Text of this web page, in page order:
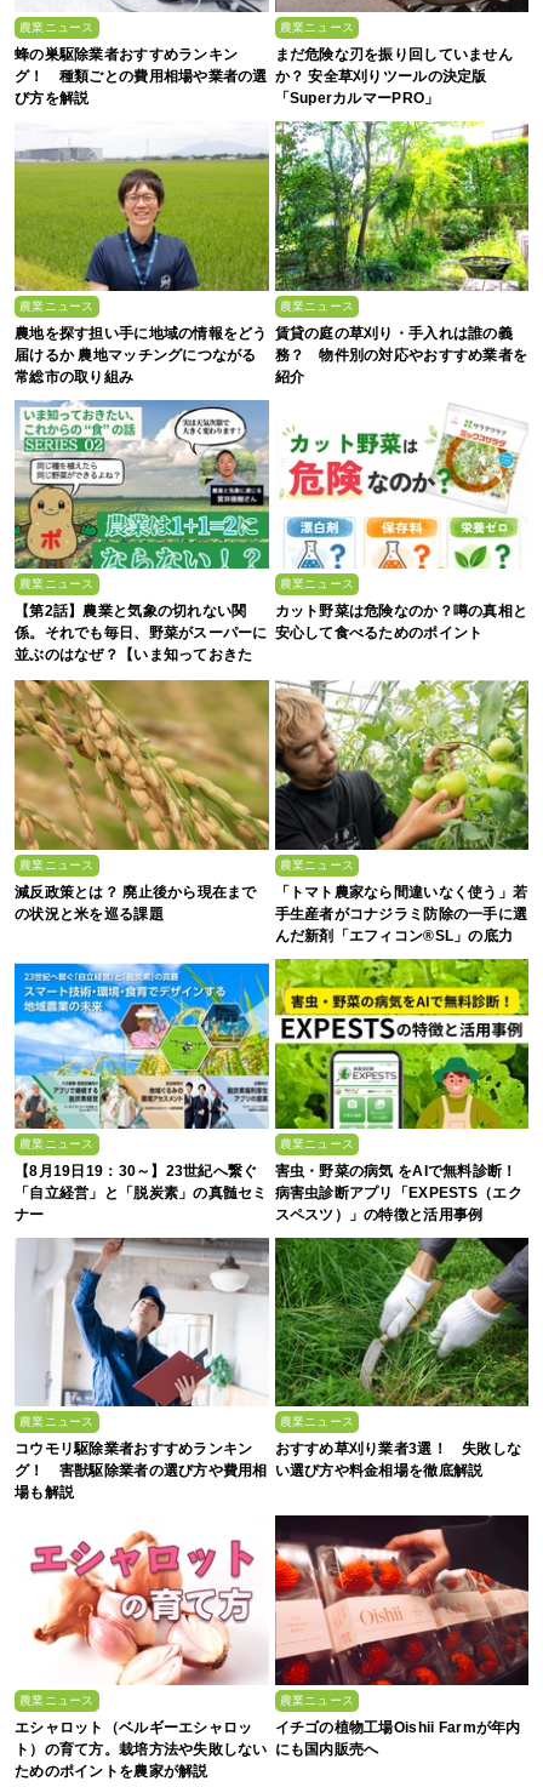
農業ニュース
蜂の巣駆除業者おすすめランキン
グ！ 種類ごとの費用相場や業者の選
び方を解説
農業ニュース
まだ危険な刃を振り回していません
か？ 安全草刈りツールの決定版
「SuperカルマーPRO」
農業ニュース
農地を探す担い手に地域の情報をどう
届けるか 農地マッチングにつながる
常総市の取り組み
農業ニュース
賃貸の庭の草刈り・手入れは誰の義
務？ 物件別の対応やおすすめ業者を
紹介
農業ニュース
【第2話】農業と気象の切れない関
係。それでも毎日、野菜がスーパーに
並ぶのはなぜ？【いま知っておきた
い、これからの”食”の話】
農業ニュース
カット野菜は危険なのか？噂の真相と
安心して食べるためのポイント
農業ニュース
減反政策とは？ 廃止後から現在まで
の状況と米を巡る課題
農業ニュース
「トマト農家なら間違いなく使う」若
手生産者がコナジラミ防除の一手に選
んだ新剤「エフィコン®SL」の底力
農業ニュース
【8月19日19：30～】23世紀へ繋ぐ
「自立経営」と「脱炭素」の真髄セミ
ナー
農業ニュース
害虫・野菜の病気 をAIで無料診断！
病害虫診断アプリ「EXPESTS（エク
スペスツ）」の特徴と活用事例
農業ニュース
コウモリ駆除業者おすすめランキン
グ！ 害獣駆除業者の選び方や費用相
場も解説
農業ニュース
おすすめ草刈り業者3選！ 失敗しな
い選び方や料金相場を徹底解説
農業ニュース
エシャロット（ベルギーエシャロッ
ト）の育て方。栽培方法や失敗しない
ためのポイントを農家が解説
農業ニュース
イチゴの植物工場Oishii Farmが年内
にも国内販売へ